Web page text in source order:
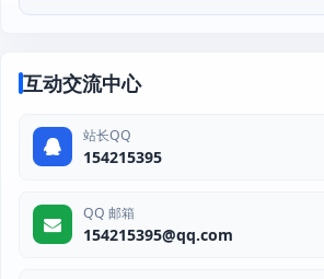
互动交流中心
站长QQ
154215395
QQ 邮箱
154215395@qq.com